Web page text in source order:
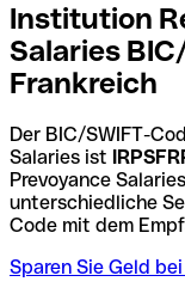
Institution
Salaries
Frankreich
Der BIC/SWIFT-
Salaries ist
Prevoyance
unterschiedliche
Code mit dem
Sparen Sie Geld